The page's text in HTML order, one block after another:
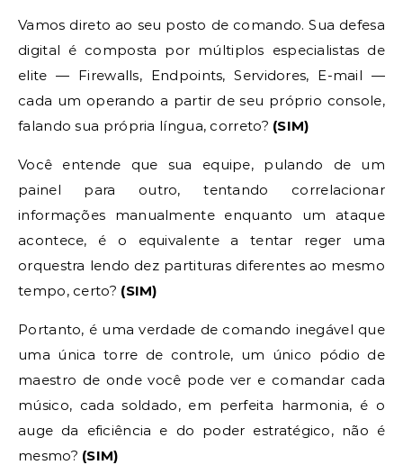
Vamos direto ao seu posto de comando. Sua defesa
digital é composta por múltiplos especialistas de
elite — Firewalls, Endpoints, Servidores, E-mail —
cada um operando a partir de seu próprio console,
falando sua própria língua, correto? (SIM)
Você entende que sua equipe, pulando de um
painel para outro, tentando correlacionar
informações manualmente enquanto um ataque
acontece, é o equivalente a tentar reger uma
orquestra lendo dez partituras diferentes ao mesmo
tempo, certo? (SIM)
Portanto, é uma verdade de comando inegável que
uma única torre de controle, um único pódio de
maestro de onde você pode ver e comandar cada
músico, cada soldado, em perfeita harmonia, é o
auge da eficiência e do poder estratégico, não é
mesmo? (SIM)